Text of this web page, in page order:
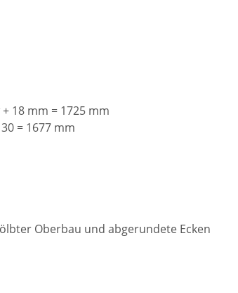
18 mm = 1725 mm
= 1677 mm
Oberbau und abgerundete Ecken